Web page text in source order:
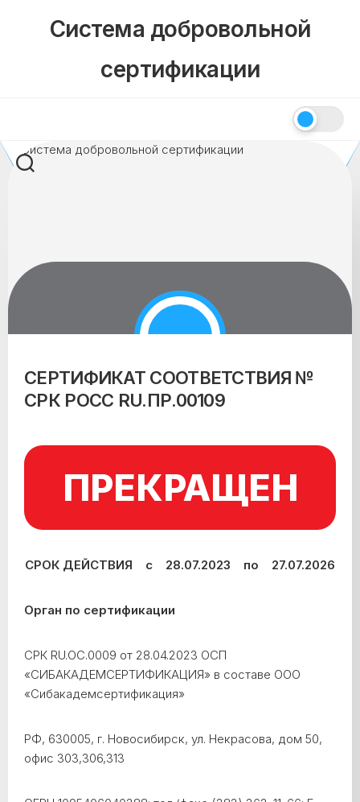
Система добровольной
сертификации
СЕРТИФИКАТ СООТВЕТСТВИЯ №
СРК РОСС RU.ПР.00109
ПРЕКРАЩЕН
СРОК ДЕЙСТВИЯ с 28.07.2023 по 27.07.2026
Орган по сертификации
СРК RU.ОС.0009 от 28.04.2023 ОСП
«СИБАКАДЕМСЕРТИФИКАЦИЯ» в составе ООО
«Сибакадемсертификация»
РФ, 630005, г. Новосибирск, ул. Некрасова, дом 50,
офис 303,306,313